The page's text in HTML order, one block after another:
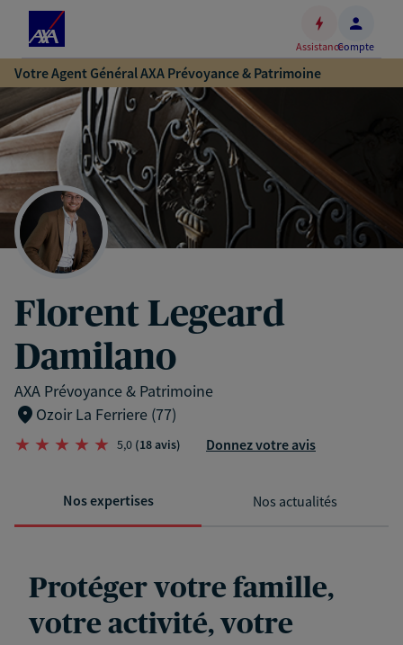
Accéder
au
contenu
principal
Accéder
au
pied
de
page
AssistanceCompte
Votre Agent Général AXA Prévoyance & Patrimoine
Florent Legeard
Damilano
AXA Prévoyance & Patrimoine
Ozoir La Ferriere (77)
5,0 (18 avis) Donnez votre avis
Nos expertises Nos actualités
Protéger votre famille,
votre activité, votre